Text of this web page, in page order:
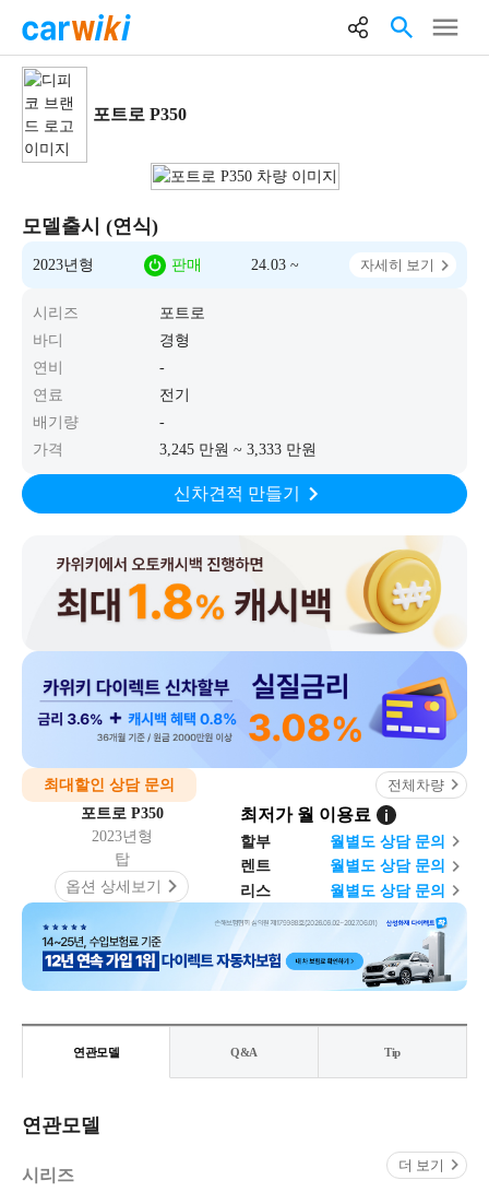
포트로 P350
모델출시 (연식)
2023년형 판매 24.03 ~ 자세히 보기
시리즈
포트로
바디
경형
연비
-
연료
전기
배기량
-
가격
3,245 만원 ~ 3,333 만원
신차견적 만들기
최대할인 상담 문의
전체차량
포트로 P350
2023년형
탑
옵션 상세보기
최저가 월 이용료
할부 월 별도 상담 문의
렌트
월별도 상담 문의
리스
월 별도 상담 문의
연관모델 Q&A Tip
연관모델
시리즈
더 보기